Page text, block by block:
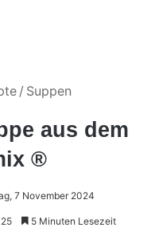
/ Suppen
aus dem
®
7 November 2024
5 Minuten Lesezeit